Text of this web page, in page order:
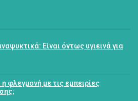
Είναι όντως υγιεινά για
φλεγμονή με τις εμπειρίες